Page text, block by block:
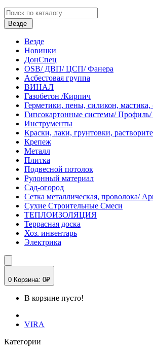
Везде
Везде
Новинки
ДонСпец
OSB/ ДВП/ ЦСП/ Фанера
Асбестовая группа
ВИНАЛ
Газобетон /Кирпич
Герметики, пены, силикон, мастика,
Гипсокартонные системы/
Инструменты
Краски, лаки, грунтовки,
Крепеж
Металл
Плитка
Подвесной потолок
Рулонный материал
Сад-огород
Сетка металлическая, проволока/
Сухие Строительные Смеси
ТЕПЛОИЗОЛЯЦИЯ
Террасная доска
Хоз. инвентарь
Электрика
0 Корзина: 0₽
В корзине пусто!
VIRA
Категории